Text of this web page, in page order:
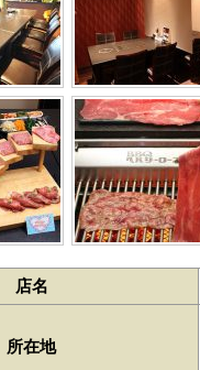
店名
所在地